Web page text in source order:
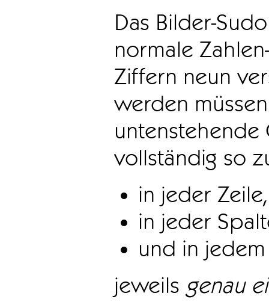
Das Bilder-
normale
Ziffern neun
werden
vollständig so
in jeder Zeile,
in jeder
und in
jeweils genau